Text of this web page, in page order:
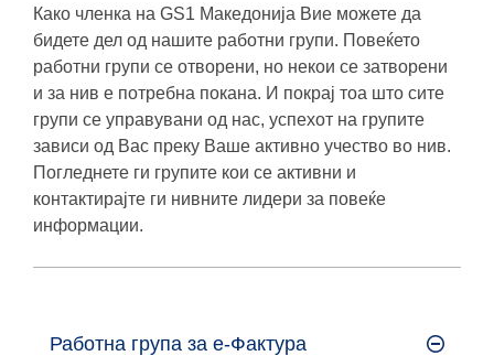
Како членка на GS1 Македонија Вие можете да
бидете дел од нашите работни групи. Повеќето
работни групи се отворени, но некои се затворени
и за нив е потребна покана. И покрај тоа што сите
групи се управувани од нас, успехот на групите
зависи од Вас преку Ваше активно учество во нив.
Погледнете ги групите кои се активни и
контактирајте ги нивните лидери за повеќе
информации.
Работна група за e-Фактура